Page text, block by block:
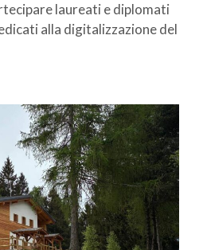
laureati e diplomati
alla digitalizzazione del